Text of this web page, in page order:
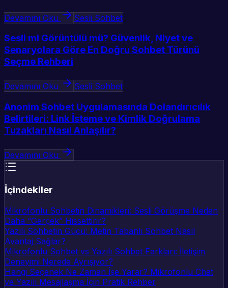
Devamını Oku Sesli Sohbet
Sesli mi Görüntülü mü? Güvenlik, Niyet ve
Senaryolara Göre En Doğru Sohbet Türünü
Seçme Rehberi
Devamını Oku Sesli Sohbet
Anonim Sohbet Uygulamasında Dolandırıcılık
Belirtileri: Link İsteme ve Kimlik Doğrulama
Tuzakları Nasıl Anlaşılır?
Devamını Oku
İçindekiler
Mikrofonlu Sohbetin Dinamikleri: Sesli Görüşme Neden
Daha “Gerçek” Hissettirir?
Yazılı Sohbetin Gücü: Metin Tabanlı Sohbet Nasıl
Avantaj Sağlar?
Mikrofonlu Sohbet vs Yazılı Sohbet Farkları: İletişim
Deneyimi Nerede Ayrışıyor?
Hangi Seçenek Ne Zaman İşe Yarar? Mikrofonlu Chat
ve Yazılı Mesajlaşma İçin Pratik Rehber